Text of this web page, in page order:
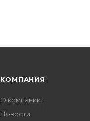
КОМПАНИЯ
О компании
Новости